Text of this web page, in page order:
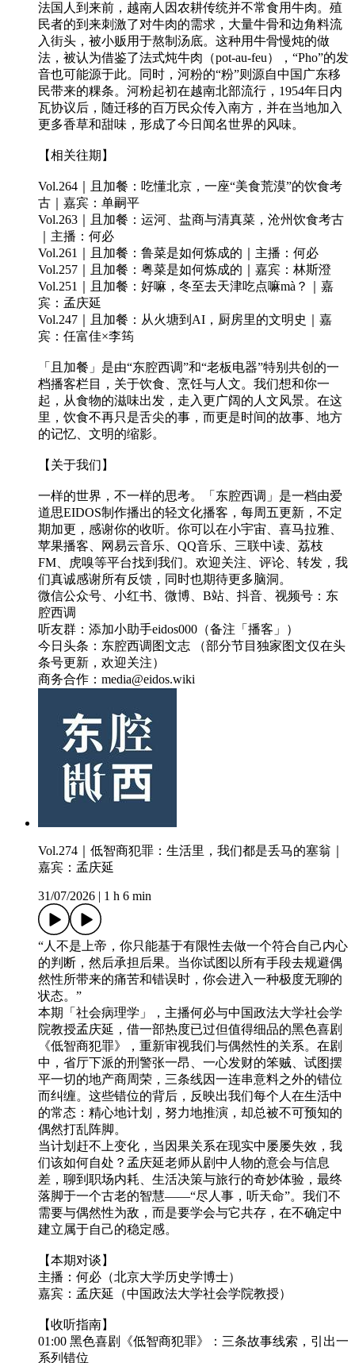
法国人到来前，越南人因农耕传统并不常食用牛肉。殖
民者的到来刺激了对牛肉的需求，大量牛骨和边角料流
入街头，被小贩用于熬制汤底。这种用牛骨慢炖的做
法，被认为借鉴了法式炖牛肉（pot-au-feu），“Pho”的发
音也可能源于此。同时，河粉的“粉”则源自中国广东移
民带来的粿条。河粉起初在越南北部流行，1954年日内
瓦协议后，随迁移的百万民众传入南方，并在当地加入
更多香草和甜味，形成了今日闻名世界的风味。
【相关往期】
Vol.264｜且加餐：吃懂北京，一座“美食荒漠”的饮食考
古｜嘉宾：单嗣平
Vol.263｜且加餐：运河、盐商与清真菜，沧州饮食考古
｜主播：何必
Vol.261｜且加餐：鲁菜是如何炼成的｜主播：何必
Vol.257｜且加餐：粤菜是如何炼成的｜嘉宾：林斯澄
Vol.251｜且加餐：好嘛，冬至去天津吃点嘛mà？｜嘉
宾：孟庆延
Vol.247｜且加餐：从火塘到AI，厨房里的文明史｜嘉
宾：任富佳×李筠
「且加餐」是由“东腔西调”和“老板电器”特别共创的一
档播客栏目，关于饮食、烹饪与人文。我们想和你一
起，从食物的滋味出发，走入更广阔的人文风景。在这
里，饮食不再只是舌尖的事，而更是时间的故事、地方
的记忆、文明的缩影。
【关于我们】
一样的世界，不一样的思考。「东腔西调」是一档由爱
道思EIDOS制作播出的轻文化播客，每周五更新，不定
期加更，感谢你的收听。你可以在小宇宙、喜马拉雅、
苹果播客、网易云音乐、QQ音乐、三联中读、荔枝
FM、虎嗅等平台找到我们。欢迎关注、评论、转发，我
们真诚感谢所有反馈，同时也期待更多脑洞。
微信公众号、小红书、微博、B站、抖音、视频号：东
腔西调
听友群：添加小助手eidos000（备注「播客」）
今日头条：东腔西调图文志 （部分节目独家图文仅在头
条号更新，欢迎关注）
商务合作：media@eidos.wiki
Vol.274｜低智商犯罪：生活里，我们都是丢马的塞翁｜
嘉宾：孟庆延
31/07/2026 1 h 6 min
“人不是上帝，你只能基于有限性去做一个符合自己内心
的判断，然后承担后果。当你试图以所有手段去规避偶
然性所带来的痛苦和错误时，你会进入一种极度无聊的
状态。”
本期「社会病理学」，主播何必与中国政法大学社会学
院教授孟庆延，借一部热度已过但值得细品的黑色喜剧
《低智商犯罪》，重新审视我们与偶然性的关系。在剧
中，省厅下派的刑警张一昂、一心发财的笨贼、试图摆
平一切的地产商周荣，三条线因一连串意料之外的错位
而纠缠。这些错位的背后，反映出我们每个人在生活中
的常态：精心地计划，努力地推演，却总被不可预知的
偶然打乱阵脚。
当计划赶不上变化，当因果关系在现实中屡屡失效，我
们该如何自处？孟庆延老师从剧中人物的意会与信息
差，聊到职场内耗、生活决策与旅行的奇妙体验，最终
落脚于一个古老的智慧——“尽人事，听天命”。我们不
需要与偶然性为敌，而是要学会与它共存，在不确定中
建立属于自己的稳定感。
【本期对谈】
主播：何必（北京大学历史学博士）
嘉宾：孟庆延（中国政法大学社会学院教授）
【收听指南】
01:00 黑色喜剧《低智商犯罪》：三条故事线索，引出一
系列错位